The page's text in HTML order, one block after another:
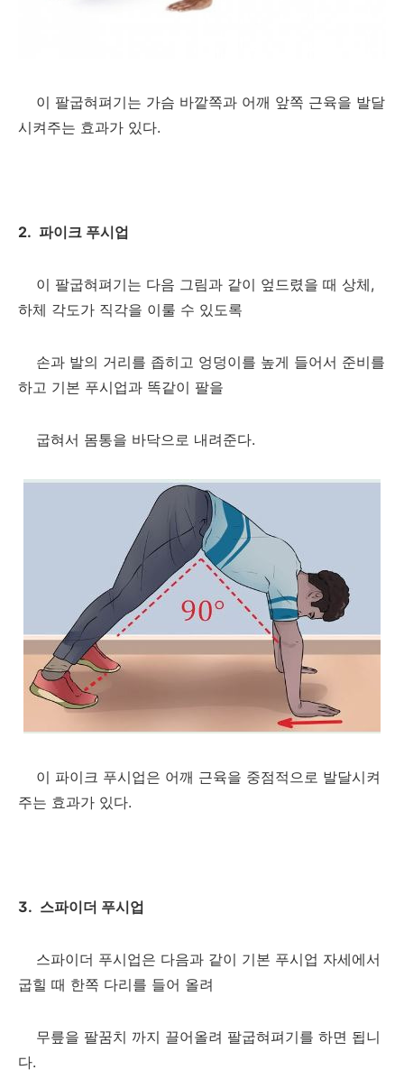
이 팔굽혀펴기는 가슴 바깥쪽과 어깨 앞쪽 근육을 발달
시켜주는 효과가 있다.
2. 파이크 푸시업
이 팔굽혀펴기는 다음 그림과 같이 엎드렸을 때 상체,
하체 각도가 직각을 이룰 수 있도록
손과 발의 거리를 좁히고 엉덩이를 높게 들어서 준비를
하고 기본 푸시업과 똑같이 팔을
굽혀서 몸통을 바닥으로 내려준다.
이 파이크 푸시업은 어깨 근육을 중점적으로 발달시켜
주는 효과가 있다.
3. 스파이더 푸시업
스파이더 푸시업은 다음과 같이 기본 푸시업 자세에서
굽힐 때 한쪽 다리를 들어 올려
무릎을 팔꿈치 까지 끌어올려 팔굽혀펴기를 하면 됩니
다.